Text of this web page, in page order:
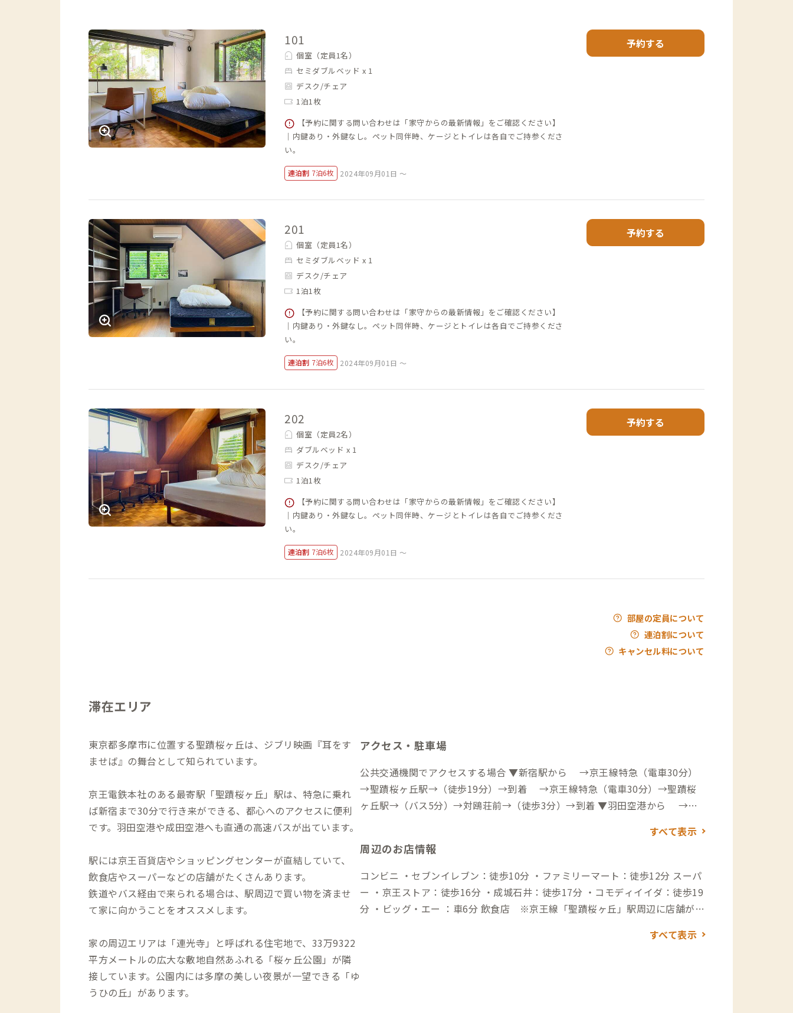
の作業台の下には食品棚があり、各個室の番号が書かれた棚に持参した食品を置け
るスペースがあります。
1階奥の納戸スペースにリネン棚や消耗品類の棚があります。
各個室にはデスク＆チェアがあるので、テレワークにも最適です。
ただし、古い民家なのでオンライン会議時や動画視聴時等の音漏れにはご注意くだ
101
個室（定員1名）
セミダブルベッド x 1
デスク/チェア
1泊1枚
【予約に関する問い合わせは「家守からの最新情報」をご確認ください】
｜内鍵あり・外鍵なし。ペット同伴時、ケージとトイレは各自でご持参くださ
い。
連泊割 7泊6枚 2024年09月01日 ～
予約する
201
個室（定員1名）
セミダブルベッド x 1
デスク/チェア
1泊1枚
【予約に関する問い合わせは「家守からの最新情報」をご確認ください】
｜内鍵あり・外鍵なし。ペット同伴時、ケージとトイレは各自でご持参くださ
い。
連泊割 7泊6枚 2024年09月01日 ～
予約する
202
個室（定員2名）
ダブルベッド x 1
デスク/チェア
1泊1枚
【予約に関する問い合わせは「家守からの最新情報」をご確認ください】
｜内鍵あり・外鍵なし。ペット同伴時、ケージとトイレは各自でご持参くださ
い。
連泊割 7泊6枚 2024年09月01日 ～
予約する
部屋の定員について
連泊割について
キャンセル料について
滞在エリア
東京都多摩市に位置する聖蹟桜ヶ丘は、ジブリ映画『耳をす
ませば』の舞台として知られています。
京王電鉄本社のある最寄駅「聖蹟桜ヶ丘」駅は、特急に乗れ
ば新宿まで30分で行き来ができる、都心へのアクセスに便利
です。羽田空港や成田空港へも直通の高速バスが出ています。
駅には京王百貨店やショッピングセンターが直結していて、
飲食店やスーパーなどの店舗がたくさんあります。
鉄道やバス経由で来られる場合は、駅周辺で買い物を済ませ
て家に向かうことをオススメします。
家の周辺エリアは「連光寺」と呼ばれる住宅地で、33万9322
平方メートルの広大な敷地自然あふれる「桜ヶ丘公園」が隣
接しています。公園内には多摩の美しい夜景が一望できる「ゆ
うひの丘」があります。
アクセス・駐車場
公共交通機関でアクセスする場合 ▼新宿駅から →京王線特急（電車30分）
→聖蹟桜ヶ丘駅→（徒歩19分）→到着 →京王線特急（電車30分）→聖蹟桜
ヶ丘駅→（バス5分）→対鴎荘前→（徒歩3分）→到着 ▼羽田空港から →
1時間20分）→聖蹟桜ヶ丘駅→（バス5分）→対鴎荘前→（徒歩3分）→到着 自
動車でアクセスする場合 ▼新宿から →（高速道18分）→稲城IC→（一般道1
3分）→到着 ▼羽田空港から →（高速道38分）→稲城IC→（一般道13分）→
到着
すべて表示
周辺のお店情報
コンビニ ・セブンイレブン：徒歩10分 ・ファミリーマート：徒歩12分 スーパ
ー ・京王ストア：徒歩16分 ・成城石井：徒歩17分 ・コモディイイダ：徒歩19
分 ・ビッグ・エー ：車6分 飲食店 ※京王線「聖蹟桜ヶ丘」駅周辺に店舗が密
すべて表示